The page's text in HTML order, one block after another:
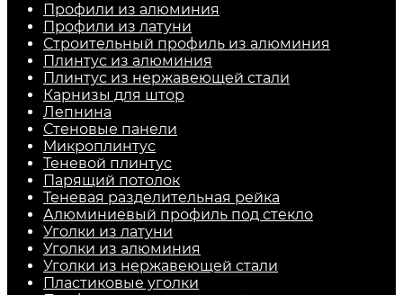
Профили из алюминия
Профили из латуни
Строительный профиль из алюминия
Плинтус из алюминия
Плинтус из нержавеющей стали
Карнизы для штор
Лепнина
Стеновые панели
Микроплинтус
Теневой плинтус
Парящий потолок
Теневая разделительная рейка
Алюминиевый профиль под стекло
Уголки из латуни
Уголки из алюминия
Уголки из нержавеющей стали
Пластиковые уголки